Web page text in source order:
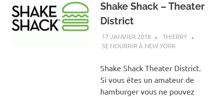
Shake Shack – Theater
District
17 JANVIER 2018
THIERRY
SE NOURRIR À NEW YORK
Shake Shack Theater District.
Si vous êtes un amateur de
hamburger vous ne pouvez